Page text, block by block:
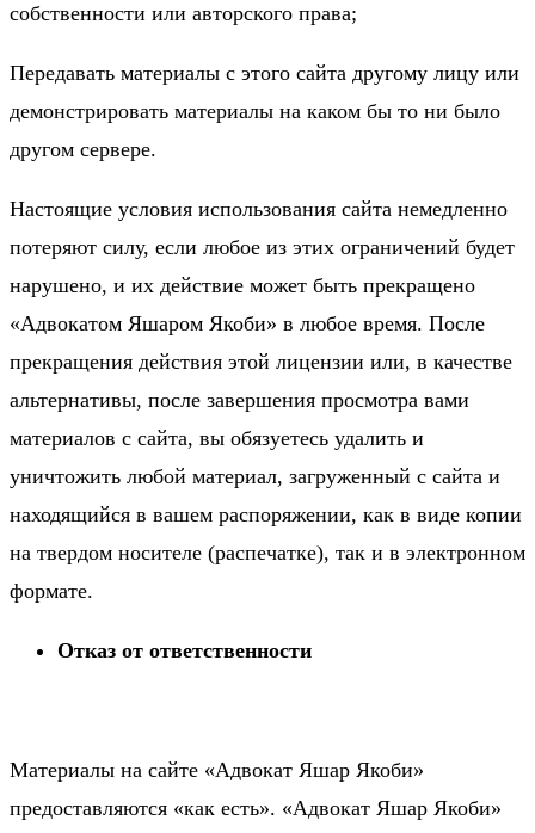
собственности или авторского права;
Передавать материалы с этого сайта другому лицу или
демонстрировать материалы на каком бы то ни было
другом сервере.
Настоящие условия использования сайта немедленно
потеряют силу, если любое из этих ограничений будет
нарушено, и их действие может быть прекращено
«Адвокатом Яшаром Якоби» в любое время. После
прекращения действия этой лицензии или, в качестве
альтернативы, после завершения просмотра вами
материалов с сайта, вы обязуетесь удалить и
уничтожить любой материал, загруженный с сайта и
находящийся в вашем распоряжении, как в виде копии
на твердом носителе (распечатке), так и в электронном
формате.
Отказ от ответственности
Материалы на сайте «Адвокат Яшар Якоби»
предоставляются «как есть». «Адвокат Яшар Якоби»